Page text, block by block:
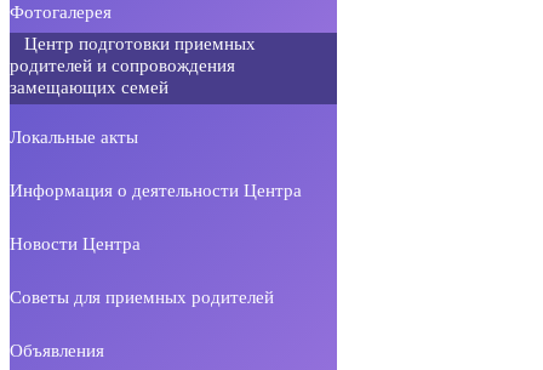
Фотогалерея
Центр подготовки приемных
родителей и сопровождения
замещающих семей
Локальные акты
Информация о деятельности Центра
Новости Центра
Советы для приемных родителей
Объявления